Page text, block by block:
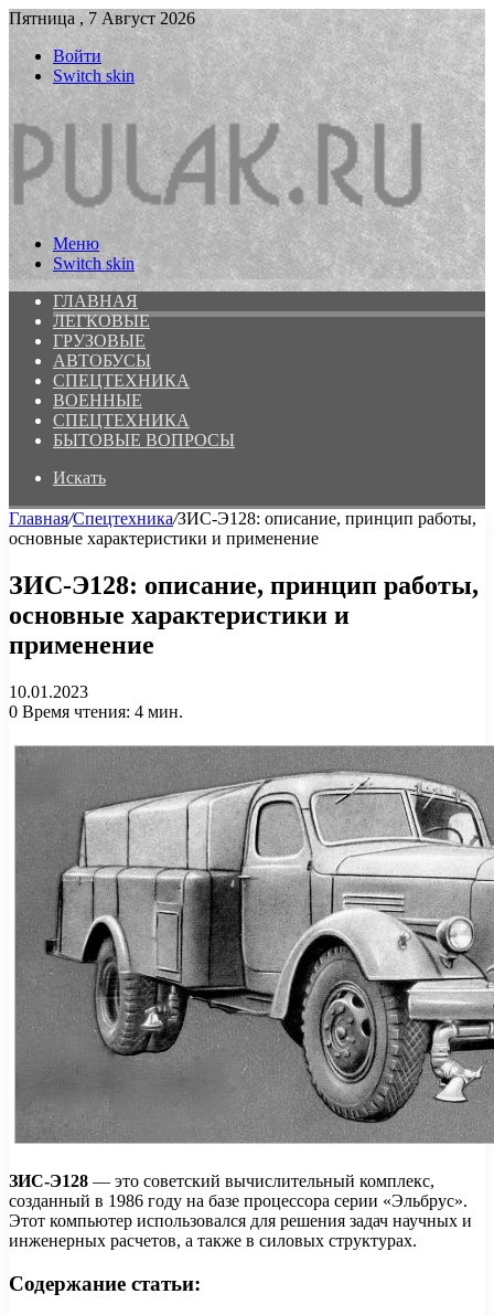
Пятница , 7 Август 2026
Войти
Switch skin
Меню
Switch skin
ГЛАВНАЯ
ЛЕГКОВЫЕ
ГРУЗОВЫЕ
АВТОБУСЫ
СПЕЦТЕХНИКА
ВОЕННЫЕ
СПЕЦТЕХНИКА
БЫТОВЫЕ ВОПРОСЫ
Искать
Главная/Спецтехника/ЗИС-Э128: описание, принцип работы,
основные характеристики и применение
ЗИС-Э128: описание, принцип работы,
основные характеристики и
применение
10.01.2023
0 Время чтения: 4 мин.
ЗИС-Э128 — это советский вычислительный комплекс,
созданный в 1986 году на базе процессора серии «Эльбрус».
Этот компьютер использовался для решения задач научных и
инженерных расчетов, а также в силовых структурах.
Содержание статьи: